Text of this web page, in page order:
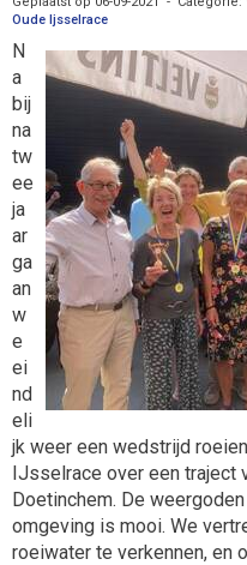
Oude Ijsselrace
N
a
bij
na
tw
ee
ja
ar
ga
an
w
e
ei
nd
eli
jk weer een wedstrijd
IJsselrace over een traject
Doetinchem. De
omgeving is mooi. We
roeiwater te verkennen, en